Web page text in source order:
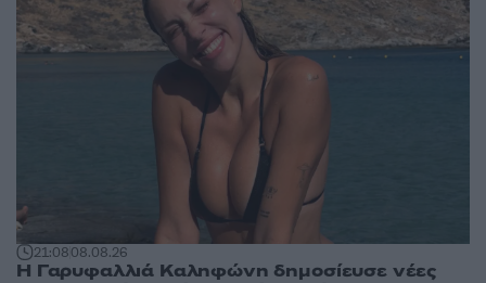
21:0808.08.26
Η Γαρυφαλλιά Καληφώνη δημοσίευσε νέες